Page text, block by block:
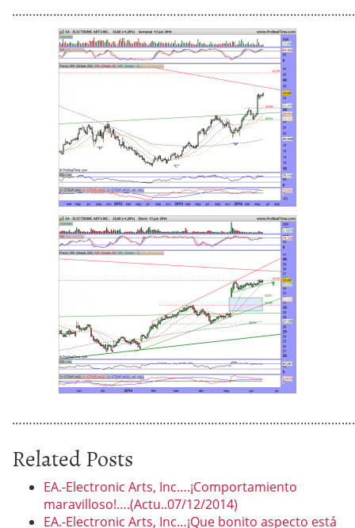
Related Posts
EA.-Electronic Arts, Inc….¡Comportamiento
maravilloso!….(Actu..07/12/2014)
EA.-Electronic Arts, Inc…¡Que bonito aspecto está